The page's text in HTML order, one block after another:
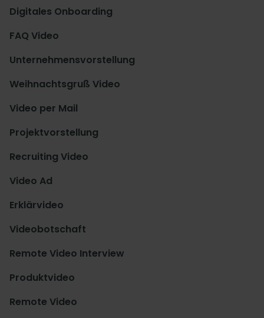
Digitales Onboarding
FAQ Video
Unternehmensvorstellung
Weihnachtsgruß Video
Video per Mail
Projektvorstellung
Recruiting Video
Video Ad
Erklärvideo
Videobotschaft
Remote Video Interview
Produktvideo
Remote Video